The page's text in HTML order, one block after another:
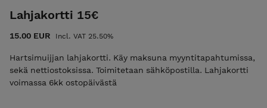
Lahjakortti 15€
15.00 EUR Incl. VAT 25.50%
Hartsimuijjan lahjakortti. Käy maksuna myyntitapahtumissa,
sekä nettiostoksissa. Toimitetaan sähköpostilla. Lahjakortti
voimassa 6kk ostopäivästä